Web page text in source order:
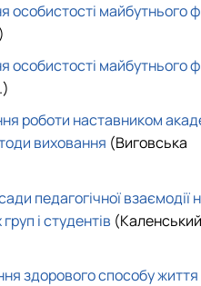
особистості майбутнього ф
особистості майбутнього ф
роботи наставником
виховання (Виговська
педагогічної взаємодії н
і студентів (Каленський
здорового способу життя